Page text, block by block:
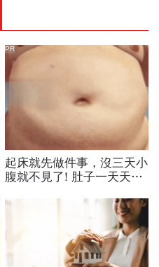
起床就先做件事，沒三天小
腹就不見了! 肚子一天天變
PR